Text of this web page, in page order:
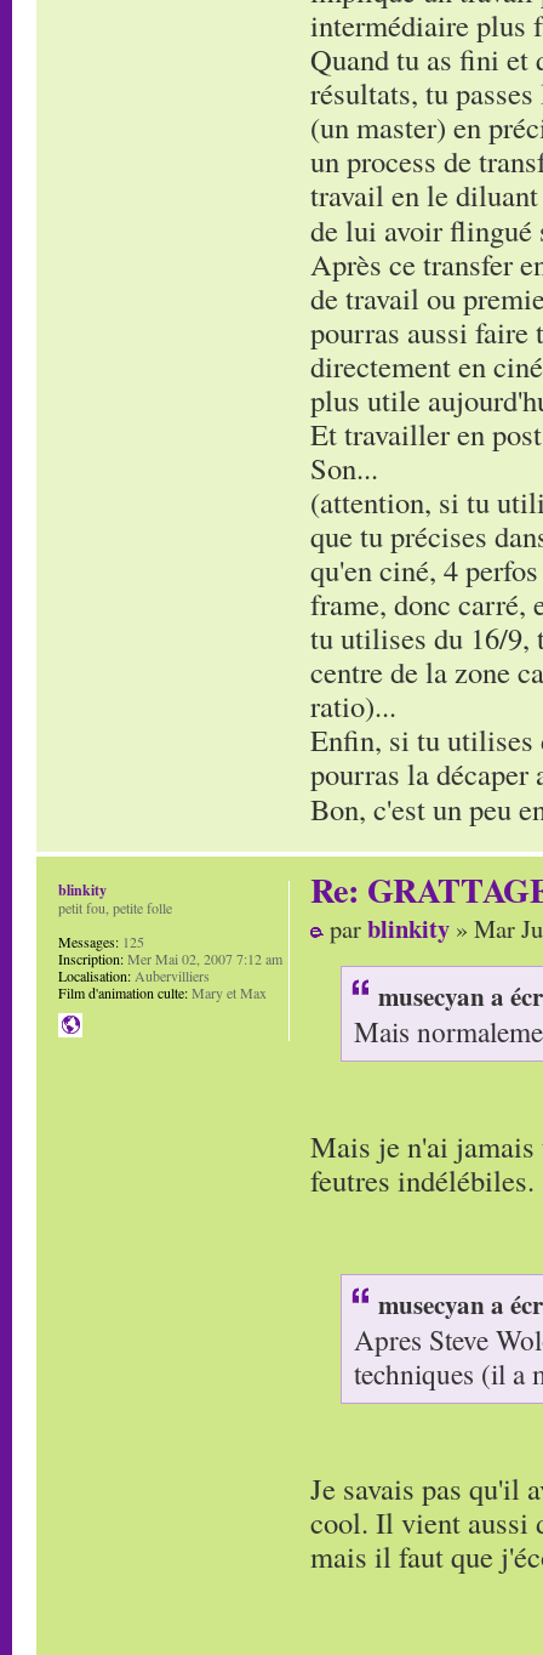
intermédiaire plus
Quand tu as fini et
résultats, tu
(un master) en
un process de
travail en le
de lui avoir flingué
Après ce transfer
de travail ou
pourras aussi
directement en
plus utile
Et travailler en
Son...
(attention, si tu
que tu précises
qu'en ciné, 4
frame, donc carré,
tu utilises du 16/9,
centre de la zone
ratio)...
Enfin, si tu utilises
pourras la décaper
Bon, c'est un peu
Re:
parblinkity » Mar
musecyan a
Mais
Mais je n'ai jamais
feutres indélébiles.
musecyan a
Apres Steve
techniques (il a
Je savais pas qu'il
cool. Il vient aussi
mais il faut que
blinkity
petit fou, petite folle
Messages: 125
Inscription:Mer Mai 02, 2007 7:12 am
Localisation: Aubervilliers
Film d'animation culte:Mary et Max